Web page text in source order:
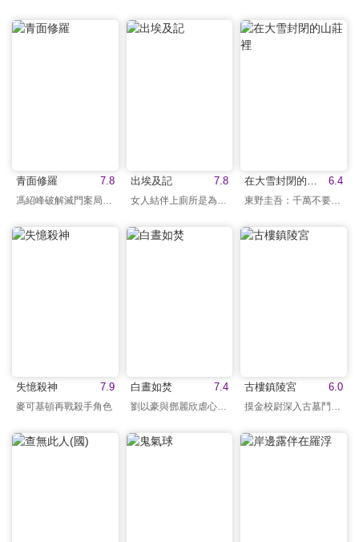
7.8
青面修羅 7.8
出埃及記 6.4
7.9
失憶殺神
麥可基頓再戰殺手角色
7.4
白晝如焚
劉以豪與鄧麗欣虐心苦戀
6.0
古樓鎮陵宮
摸金校尉深入古墓鬥巨蟒